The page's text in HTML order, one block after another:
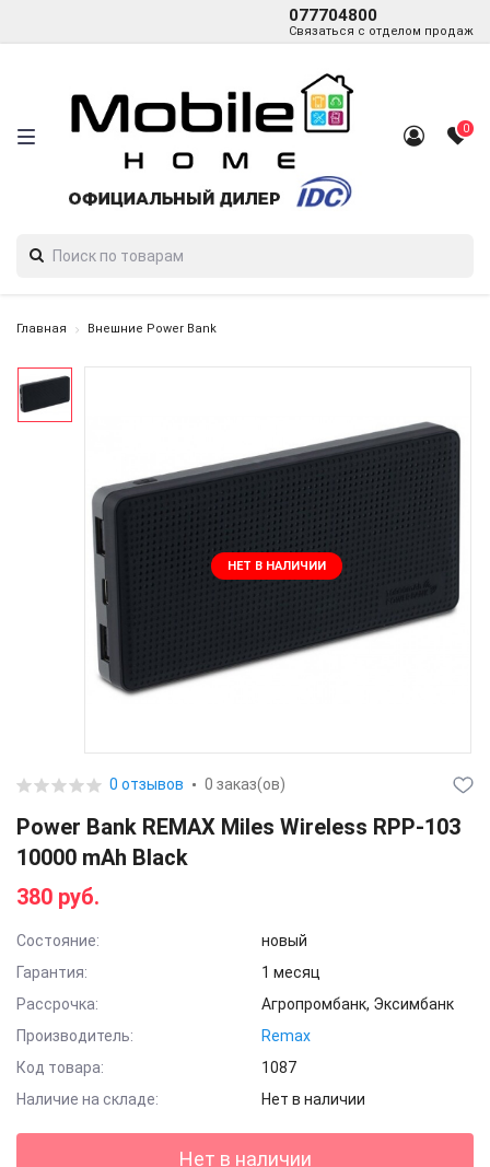
077704800
Связаться с отделом продаж
0
Главная Внешние Power Bank
НЕТ В НАЛИЧИИ
0 отзывов 0 заказ(ов)
Power Bank REMAX Miles Wireless RPP-103
10000 mAh Black
380 руб.
Состояние:
новый
Гарантия:
1 месяц
Рассрочка:
Агропромбанк, Эксимбанк
Производитель:
Remax
Код товара:
1087
Наличие на складе:
Нет в наличии
Нет в наличии